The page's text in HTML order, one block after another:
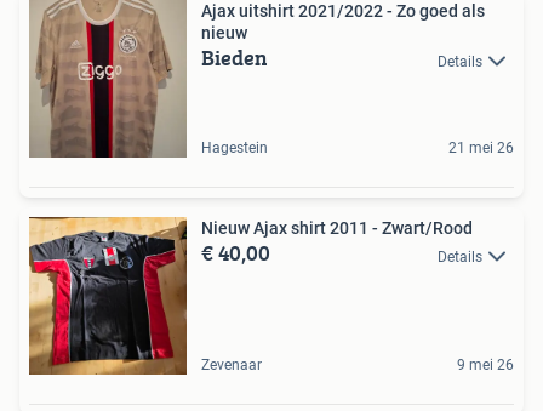
Ajax uitshirt 2021/2022 - Zo goed als
nieuw
Bieden Details
Hagestein 21 mei 26
Nieuw Ajax shirt 2011 - Zwart/Rood
€ 40,00 Details
Zevenaar 9 mei 26